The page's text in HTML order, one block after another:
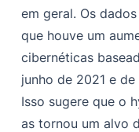
em geral. Os
que houve um
cibernéticas
junho de 2021 e
Isso sugere que o
as tornou um alvo